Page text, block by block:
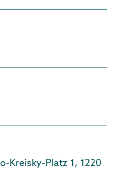
Kreisky-Platz 1, 1220